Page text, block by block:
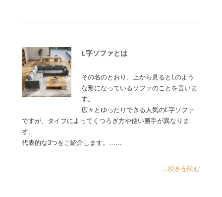
L字ソファとは
その名のとおり、上から見るとLのよう
な形になっているソファのことを言いま
す。
広々とゆったりできる人気のL字ソファ
ですが、タイプによってくつろぎ方や使い勝手が異なりま
す。
代表的な3つをご紹介します。……
...続きを読む